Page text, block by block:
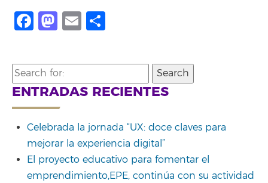
Facebook
Mastodon
Email
Search
for:
ENTRADAS RECIENTES
Celebrada la jornada “UX: doce claves para
mejorar la experiencia digital”
El proyecto educativo para fomentar el
emprendimiento,EPE, continúa con su actividad